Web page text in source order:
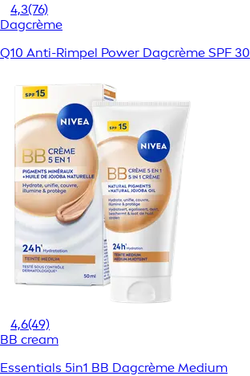
4,3(76)
Dagcrème
Q10 Anti-Rimpel Power Dagcrème SPF 30
4,6(49)
BB cream
Essentials 5in1 BB Dagcrème Medium